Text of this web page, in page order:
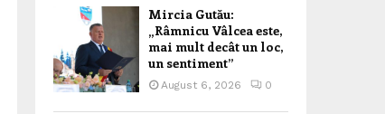
Mircia Gutău:
„Râmnicu Vâlcea este,
mai mult decât un loc,
un sentiment”
August 6, 2026 0